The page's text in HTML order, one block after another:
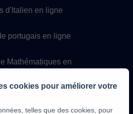
d'Italien en ligne
portugais en ligne
Mathématiques en
cookies pour améliorer votre
telles que des cookies, pour